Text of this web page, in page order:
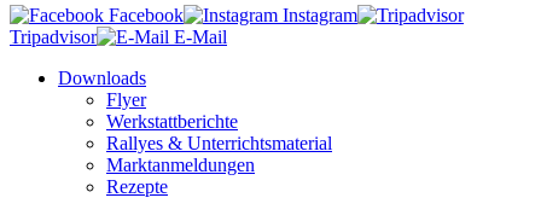
Facebook
Instagram
Tripadvisor
E-Mail
Downloads
Flyer
Werkstattberichte
Rallyes & Unterrichtsmaterial
Marktanmeldungen
Rezepte